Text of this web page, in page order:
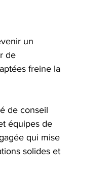
un
de
freine la
de conseil
équipes de
qui mise
solides et